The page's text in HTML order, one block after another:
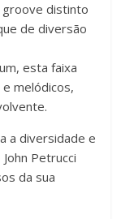
groove distinto
de diversão
esta faixa
melódicos,
a diversidade e
Petrucci
da sua